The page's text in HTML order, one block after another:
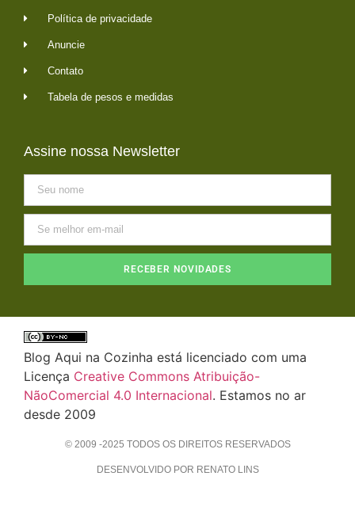
Política de privacidade
Anuncie
Contato
Tabela de pesos e medidas
Assine nossa Newsletter
RECEBER NOVIDADES
Blog Aqui na Cozinha está licenciado com uma
Licença Creative Commons Atribuição-
NãoComercial 4.0 Internacional. Estamos no ar
desde 2009
© 2009 -2025 TODOS OS DIREITOS RESERVADOS
DESENVOLVIDO POR RENATO LINS